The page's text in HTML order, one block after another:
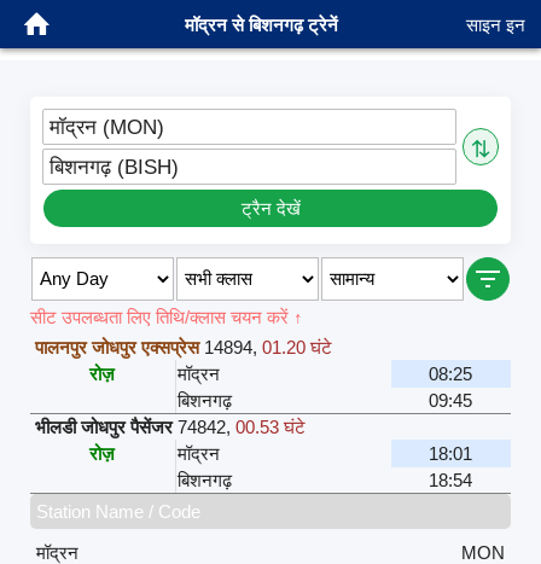
मॉद्रन से बिशनगढ़ ट्रेनें साइन इन
मॉद्रन (MON)
⇅
बिशनगढ़ (BISH)
ट्रैन देखें
सीट उपलब्धता लिए तिथि/क्लास चयन करें ↑
पालनपुर जोधपुर एक्सप्रेस 14894, 01.20 घंटे
रोज़
मॉद्रन
08:25
बिशनगढ़
09:45
भीलडी जोधपुर पैसेंजर 74842, 00.53 घंटे
रोज़
मॉद्रन
18:01
बिशनगढ़
18:54
Station Name / Code
मॉद्रन
MON